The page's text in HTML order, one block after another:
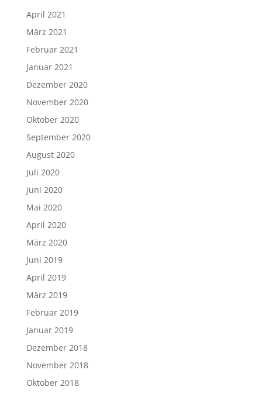
April 2021
März 2021
Februar 2021
Januar 2021
Dezember 2020
November 2020
Oktober 2020
September 2020
August 2020
Juli 2020
Juni 2020
Mai 2020
April 2020
März 2020
Juni 2019
April 2019
März 2019
Februar 2019
Januar 2019
Dezember 2018
November 2018
Oktober 2018